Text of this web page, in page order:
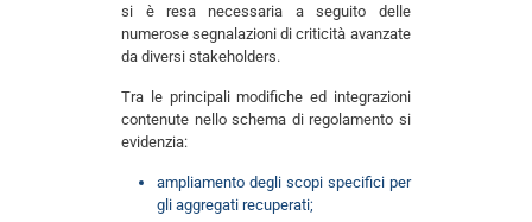
si è resa necessaria a seguito delle
numerose segnalazioni di criticità avanzate
da diversi stakeholders.
Tra le principali modifiche ed integrazioni
contenute nello schema di regolamento si
evidenzia:
ampliamento degli scopi specifici per
gli aggregati recuperati;